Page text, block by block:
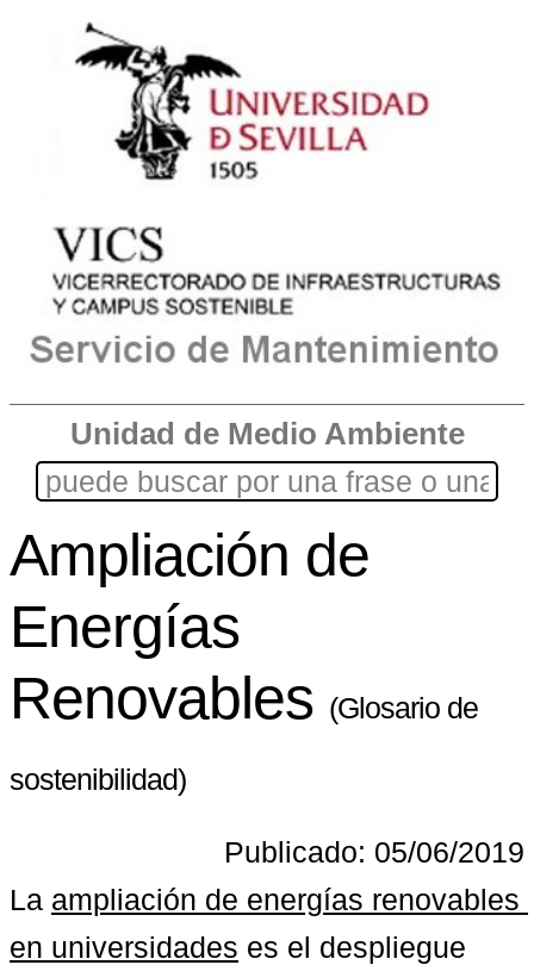
Unidad de Medio Ambiente
Ampliación de
Energías
Renovables (Glosario de
sostenibilidad)
Publicado: 05/06/2019
La ampliación de energías renovables
en universidades es el despliegue